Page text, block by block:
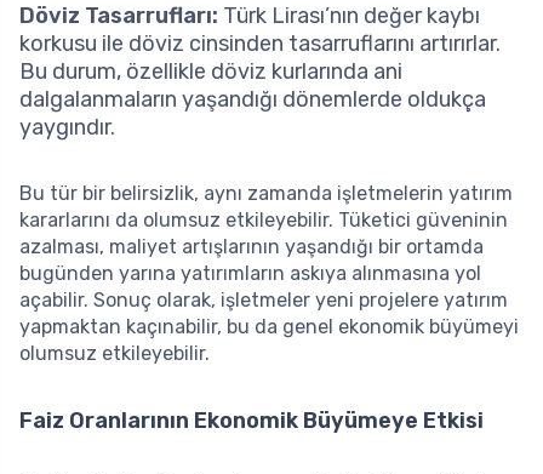
Döviz Tasarrufları: Türk Lirası’nın değer kaybı
korkusu ile döviz cinsinden tasarruflarını artırırlar.
Bu durum, özellikle döviz kurlarında ani
dalgalanmaların yaşandığı dönemlerde oldukça
yaygındır.
Bu tür bir belirsizlik, aynı zamanda işletmelerin yatırım
kararlarını da olumsuz etkileyebilir. Tüketici güveninin
azalması, maliyet artışlarının yaşandığı bir ortamda
bugünden yarına yatırımların askıya alınmasına yol
açabilir. Sonuç olarak, işletmeler yeni projelere yatırım
yapmaktan kaçınabilir, bu da genel ekonomik büyümeyi
olumsuz etkileyebilir.
Faiz Oranlarının Ekonomik Büyümeye Etkisi